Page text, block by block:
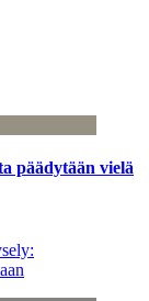
päädytään vielä